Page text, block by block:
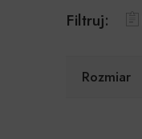
Filtruj:
Rozmiar